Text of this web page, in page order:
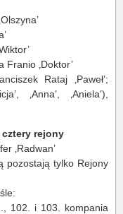
‚Doktor’
Rataj ‚Paweł’;
‚Anna’, ‚Aniela’),
rejony
‚Radwan’
pozostają tylko Rejony
102. i 103. kompania